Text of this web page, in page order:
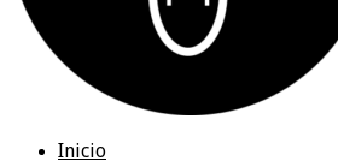
Inicio